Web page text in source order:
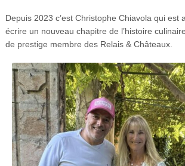
Depuis 2023 c’est Christophe Chiavola qui est
écrire un nouveau chapitre de l’histoire
de prestige membre des Relais & Châteaux.